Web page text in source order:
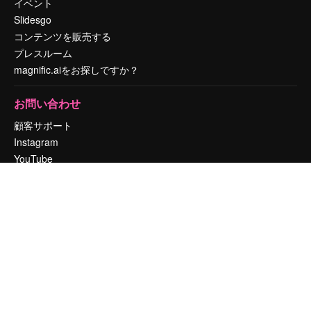
イベント
Slidesgo
コンテンツを販売する
プレスルーム
magnific.aiをお探しですか？
お問い合わせ
顧客サポート
Instagram
YouTube